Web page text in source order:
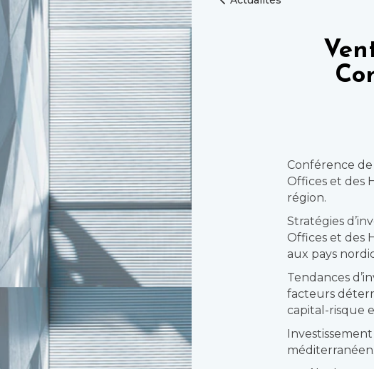
Conférence de
Offices et des
région.
Stratégies
Offices et des
aux pays
Tendances
facteurs
capital-risque
méditerranéen.